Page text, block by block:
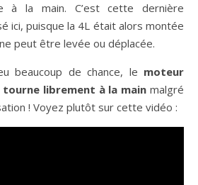
à la main. C’est cette dernière
ici, puisque la 4L était alors montée
peut être levée ou déplacée.
beaucoup de chance, le moteur
tourne librement à la main malgré
! Voyez plutôt sur cette vidéo :